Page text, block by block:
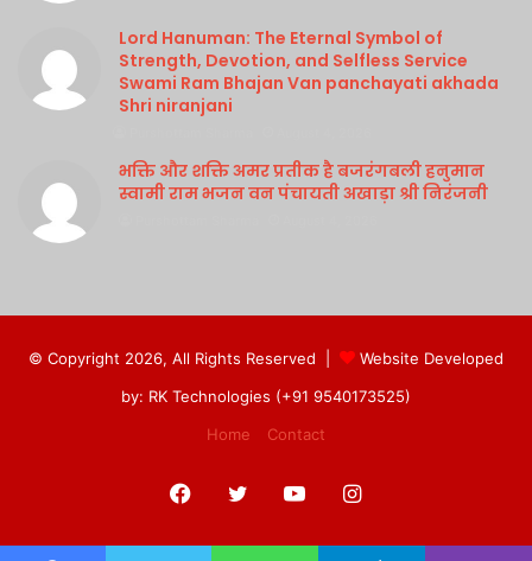
Lord Hanuman: The Eternal Symbol of
Strength, Devotion, and Selfless Service
Swami Ram Bhajan Van panchayati akhada
Shri niranjani
भक्ति और शक्ति अमर प्रतीक है बजरंगबली हनुमान
स्वामी राम भजन वन पंचायती अखाड़ा श्री निरंजनी
© Copyright 2026, All Rights Reserved |
Website Developed
by: RK Technologies (+91 9540173525)
Home
Contact
Facebook
Twitter YouTubeInstagram